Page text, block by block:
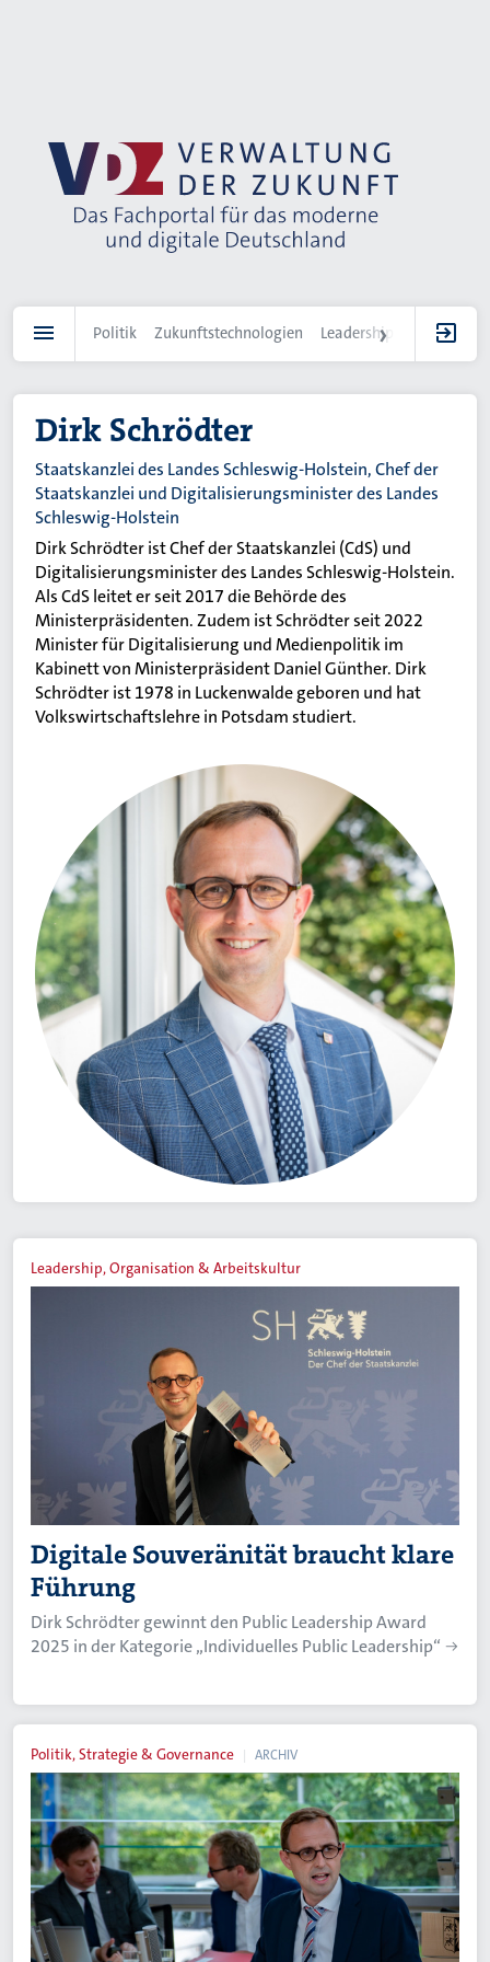
Politik Zukunftstechnologien Leadership IT-
Dirk Schrödter
Staatskanzlei des Landes Schleswig-Holstein, Chef der
Staatskanzlei und Digitalisierungsminister des Landes
Schleswig-Holstein
Dirk Schrödter ist Chef der Staatskanzlei (CdS) und
Digitalisierungsminister des Landes Schleswig-Holstein.
Als CdS leitet er seit 2017 die Behörde des
Ministerpräsidenten. Zudem ist Schrödter seit 2022
Minister für Digitalisierung und Medienpolitik im
Kabinett von Ministerpräsident Daniel Günther. Dirk
Schrödter ist 1978 in Luckenwalde geboren und hat
Volkswirtschaftslehre in Potsdam studiert.
Leadership, Organisation & Arbeitskultur
Digitale Souveränität braucht klare
Führung
Dirk Schrödter gewinnt den Public Leadership Award
2025 in der Kategorie „Individuelles Public Leadership“
Politik, Strategie & Governance ARCHIV